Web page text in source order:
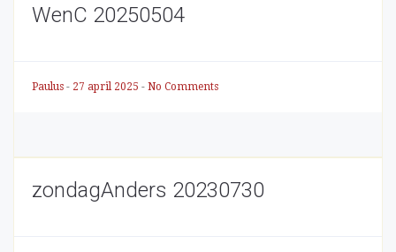
WenC 20250504
Paulus - 27 april 2025 - No Comments
zondagAnders 20230730